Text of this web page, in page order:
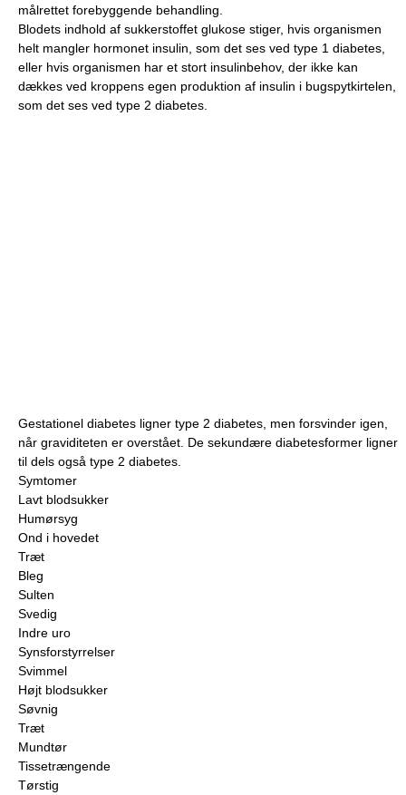
målrettet forebyggende behandling.
Blodets indhold af sukkerstoffet glukose stiger, hvis organismen
helt mangler hormonet insulin, som det ses ved type 1 diabetes,
eller hvis organismen har et stort insulinbehov, der ikke kan
dækkes ved kroppens egen produktion af insulin i bugspytkirtelen,
som det ses ved type 2 diabetes.
Gestationel diabetes ligner type 2 diabetes, men forsvinder igen,
når graviditeten er overstået. De sekundære diabetesformer ligner
til dels også type 2 diabetes.
Symtomer
Lavt blodsukker
Humørsyg
Ond i hovedet
Træt
Bleg
Sulten
Svedig
Indre uro
Synsforstyrrelser
Svimmel
Højt blodsukker
Søvnig
Træt
Mundtør
Tissetrængende
Tørstig